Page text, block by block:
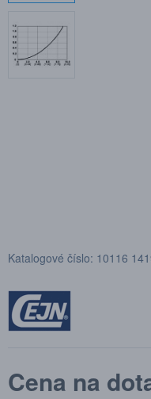
Katalogové číslo: 10116
Cena na